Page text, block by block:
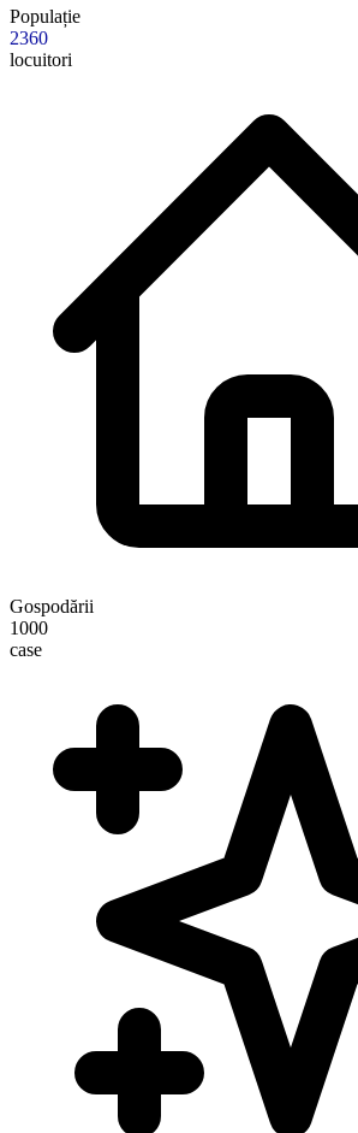
Populație
2360
locuitori
Gospodării
1000
case